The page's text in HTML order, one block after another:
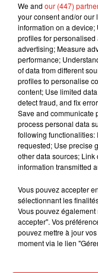
Musique
We and our (447)
your consent and/or our
information on a
profiles for
advertising; Measure
performance;
of data from different
profiles to personalise
content; Use limited
detect fraud, and fix
Save and communicate
process personal data
following functionalities:
requested; Use precise
other data sources;
information transmitted
Vous pouvez accepter
sélectionnant les
Vous pouvez
accepter". Vos
pouvez mettre à jour
moment via le lien